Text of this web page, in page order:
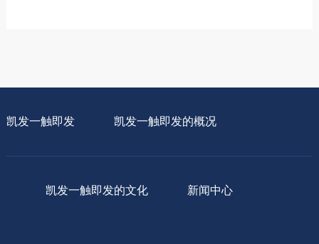
凯发一触即发 凯发一触即发的概况
凯发一触即发的文化 新闻中心